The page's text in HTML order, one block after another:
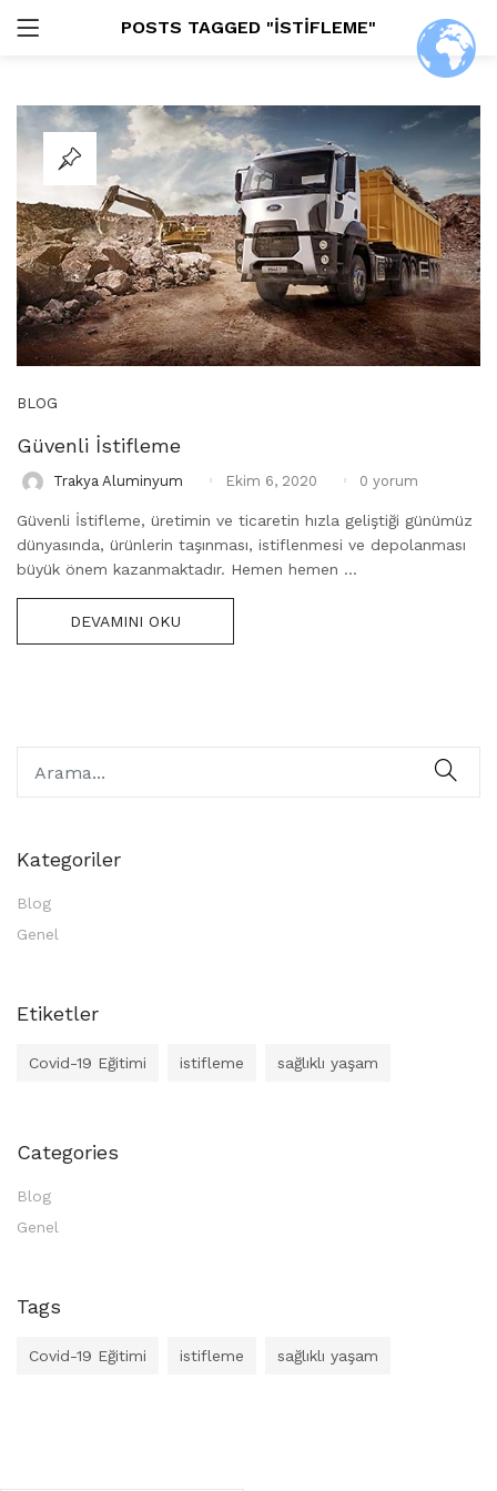
POSTS TAGGED "ISTIFLEME"
Beni Hatırla
Şifremi Unuttum?
Kategoriler
Blog
Genel
Etiketler
Covid-19 Eğitimi istifleme sağlıklı yaşam
Categories
Blog
Genel
Tags
Covid-19 Eğitimi istifleme sağlıklı yaşam
BLOG
Güvenli İstifleme
Trakya Aluminyum
Posted
Ekim 6, 2020 0 yorum
Güvenli İstifleme, üretimin ve ticaretin hızla geliştiği günümüz
dünyasında, ürünlerin taşınması, istiflenmesi ve depolanması
büyük önem kazanmaktadır. Hemen hemen ...
DEVAMINI OKU